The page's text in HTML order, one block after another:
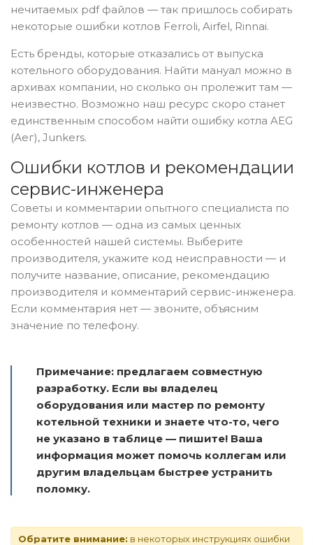
нечитаемых pdf файлов — так пришлось собирать
некоторые ошибки котлов Ferroli, Airfel, Rinnai.
Есть бренды, которые отказались от выпуска
котельного оборудования. Найти мануал можно в
архивах компании, но сколько он пролежит там —
неизвестно. Возможно наш ресурс скоро станет
единственным способом найти ошибку котла AEG
(Аег), Junkers.
Ошибки котлов и рекомендации
сервис-инженера
Советы и комментарии опытного специалиста по
ремонту котлов — одна из самых ценных
особенностей нашей системы. Выберите
производителя, укажите код неисправности — и
получите название, описание, рекомендацию
производителя и комментарий сервис-инженера.
Если комментария нет — звоните, объясним
значение по телефону.
Примечание: предлагаем совместную
разработку. Если вы владелец
оборудования или мастер по ремонту
котельной техники и знаете что-то, чего
не указано в таблице — пишите! Ваша
информация может помочь коллегам или
другим владельцам быстрее устранить
поломку.
Обратите внимание: в некоторых инструкциях ошибки